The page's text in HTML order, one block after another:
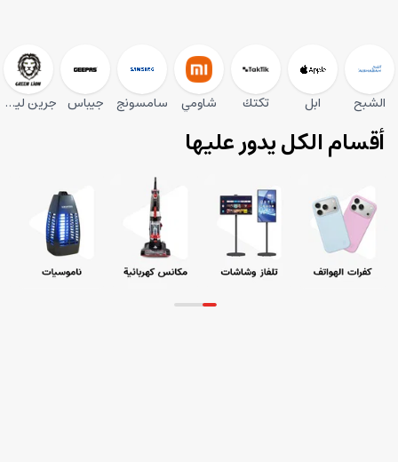
الشبح ابل تكتك شاومي سامسونج جيباس جرين ليون
أقسام الكل يدور عليها